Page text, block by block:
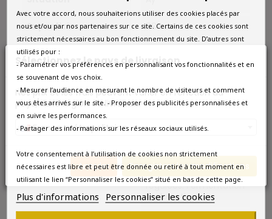
Sélectionnez le pays de livraison
Nos prix et les frais peuvent varier en fonction du
pays/de la région de livraison.
France métropolitaine
Annuler Enregistrer les modifications
Superficie 89 ha.
Cépages
noir 33%. Pinot meunier
Vinification
Premier débourbage
suivi d'un second en
pendant 24 heures.
alcoolique à basse
température (18°C) en
cuves inox thermo-
régulées. Fermentation
malolactique.
Avec votre accord, nous souhaiterions utiliser des cookies placés par
nous et/ou par nos partenaires sur ce site. Certains de ces cookies sont
strictement nécessaires au bon fonctionnement du site. D’autres sont
utilisés pour :
- Paramétrer vos préférences en personnalisant vos fonctionnalités et en
se souvenant de vos choix.
- Mesurer l’audience en mesurant le nombre de visiteurs et comment
vous êtes arrivés sur le site. - Proposer des publicités personnalisées et
en suivre les performances.
- Partager des informations sur les réseaux sociaux utilisés.
Votre consentement à l’utilisation de cookies non strictement
nécessaires est libre et peut être donnée ou retiré à tout moment en
utilisant le lien “Personnaliser les cookies” situé en bas de cette page.
Plus d'informations Personnaliser les cookies